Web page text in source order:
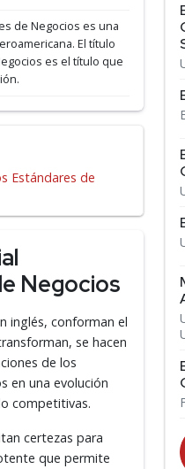
de Negocios es una
El título
es el título que
Estándares de
Negocios
inglés, conforman el
se hacen
de los
en una evolución
competitivas.
certezas para
que permite